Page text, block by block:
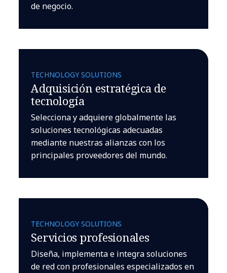
de negocio.
TECHNOLOGY SOLUTIONS
Adquisición estratégica de
tecnología
Selecciona y adquiere globalmente las
soluciones tecnológicas adecuadas
mediante nuestras alianzas con los
principales proveedores del mundo.
TECHNOLOGY SOLUTIONS
Servicios profesionales
Diseña, implementa e integra soluciones
de red con profesionales especializados en